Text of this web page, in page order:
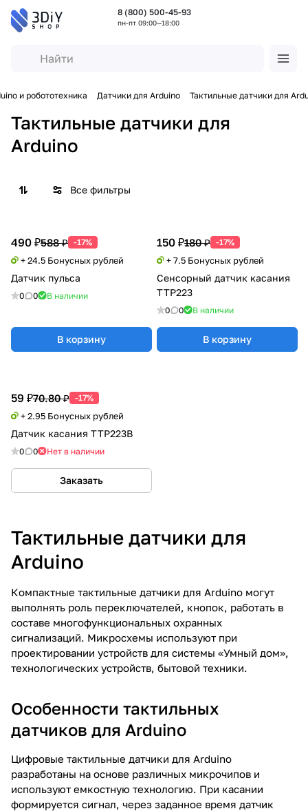
8 (800) 500-45-93
пн-пт 09:00—18:00
и робототехника Датчики для Arduino Тактильные датчики для
Тактильные датчики для
Arduino
Все фильтры
490 ₽588 ₽ -17%
+ 24.5 Бонусных рублей
Датчик пульса
0 0 В наличии
В корзину
150 ₽180 ₽ -17%
+ 7.5 Бонусных рублей
Сенсорный датчик касания
TTP223
0 0 В наличии
В корзину
59 ₽70.80 ₽ -17%
+ 2.95 Бонусных рублей
Датчик касания TTP223B
0 0 Нет в наличии
Заказать
Тактильные датчики для
Arduino
Компактные тактильные датчики для Arduino могут
выполнять роль переключателей, кнопок, работать в
составе многофункциональных охранных
сигнализаций. Микросхемы используют при
проектировании устройств для системы «Умный дом»,
технологических устройств, бытовой техники.
Особенности тактильных
датчиков для Arduino
Цифровые тактильные датчики для Arduino
разработаны на основе различных микрочипов и
используют емкостную технологию. При касании
формируется сигнал, через заданное время датчик